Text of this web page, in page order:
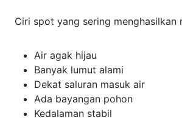
Ciri spot yang sering menghasilkan
Air agak hijau
Banyak lumut alami
Dekat saluran masuk air
Ada bayangan pohon
Kedalaman stabil